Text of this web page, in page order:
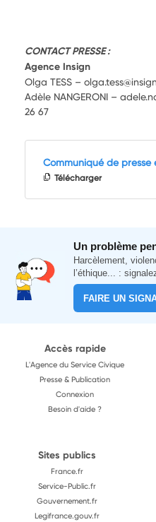
CONTACT PRESSE :
Agence Insign
Olga TESS –
Adèle NANGERONI –
26 67
Communiqué de presse
Télécharger
Un problème
Harcèlement,
l’éthique... :
FAIRE UN
Accès rapide
L'Agence du Service Civique
Presse & Publication
Connexion
Besoin d'aide ?
Sites publics
France.fr
Service-Public.fr
Gouvernement.fr
Legifrance.gouv.fr